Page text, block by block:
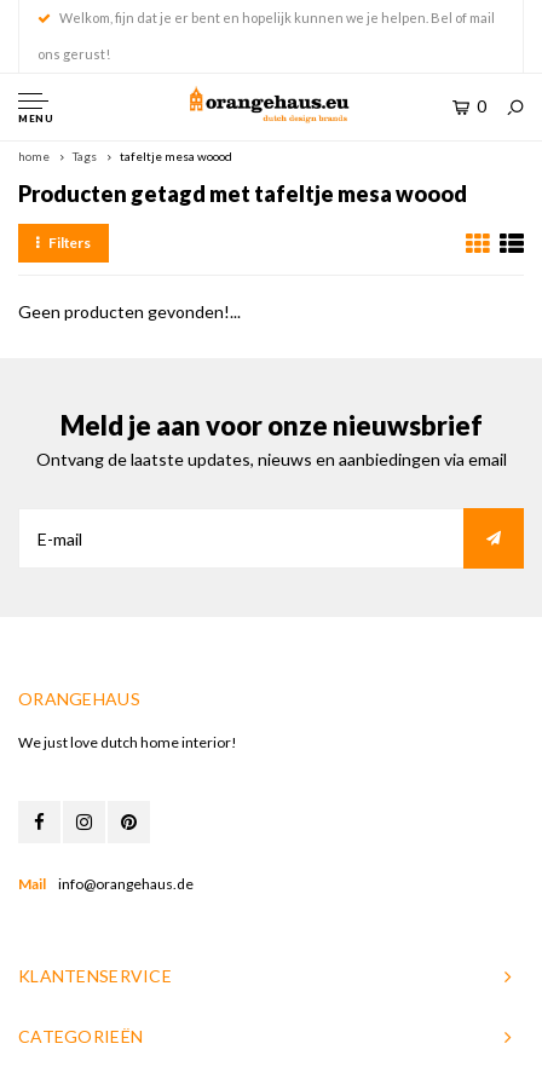
Welkom, fijn dat je er bent en hopelijk kunnen we je helpen. Bel of mail
ons gerust!
MENU
0
home Tags tafeltje mesa woood
Producten getagd met tafeltje mesa woood
Filters
Geen producten gevonden!...
Meld je aan voor onze nieuwsbrief
Ontvang de laatste updates, nieuws en aanbiedingen via email
ORANGEHAUS
We just love dutch home interior!
Mail info@orangehaus.de
KLANTENSERVICE
CATEGORIEËN